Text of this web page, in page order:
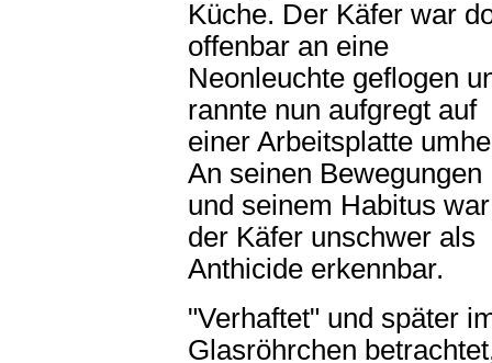
Küche. Der Käfer war
offenbar an eine
Neonleuchte geflogen
rannte nun aufgregt auf
einer Arbeitsplatte
An seinen Bewegungen
und seinem Habitus war
der Käfer unschwer als
Anthicide erkennbar.
"Verhaftet" und später
Glasröhrchen